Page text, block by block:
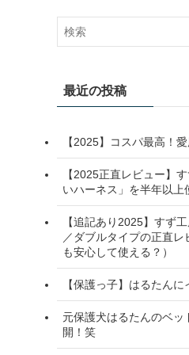
最近の投稿
【2025】コスパ最高！
【2025正直レビュー】
いハーネス」を半年以上
【追記あり2025】すず
／ダブルタイプの正直
も安心して使える？）
【保護っ子】はるたん
元保護犬はるたんのベ
開！笑